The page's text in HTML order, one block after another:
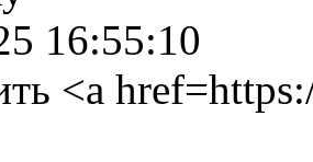
16:55:10
<a